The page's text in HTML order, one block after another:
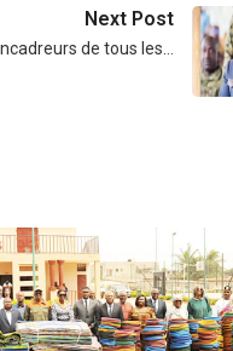
Next Post
de tous les…